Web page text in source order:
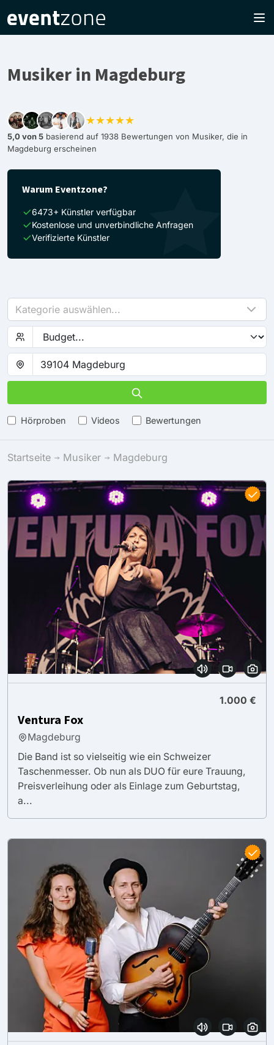
Musiker in Magdeburg
★★★★★
5,0 von 5 basierend auf 1938 Bewertungen von Musiker, die in
Magdeburg erscheinen
Warum Eventzone?
6473+ Künstler verfügbar
Kostenlose und unverbindliche Anfragen
Verifizierte Künstler
Kategorie auswählen...
Hörproben Videos Bewertungen
Startseite Musiker Magdeburg
1.000 €
Ventura Fox
Magdeburg
Die Band ist so vielseitig wie ein Schweizer
Taschenmesser. Ob nun als DUO für eure Trauung,
Preisverleihung oder als Einlage zum Geburtstag,
a...